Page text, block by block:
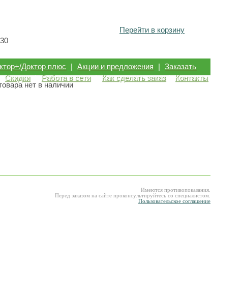
Перейти в корзину
Доктор плюс | Акции и предложения | Заказать
Скидки | Работа в сети | Как сделать заказ | Контакты
нет в наличии
Имеются противопоказания.
Перед заказом на сайте проконсультируйтесь со специалистом.
Пользовательское соглашение